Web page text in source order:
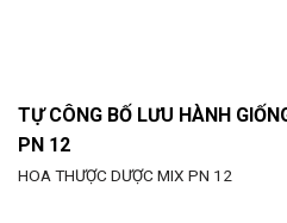
TỰ CÔNG BỐ LƯU HÀNH
PN 12
HOA THƯỢC DƯỢC MIX PN 12